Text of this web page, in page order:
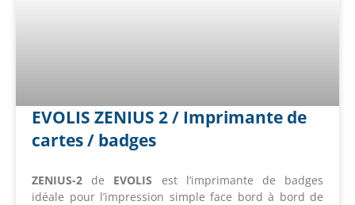
EVOLIS ZENIUS 2 / Imprimante de
cartes / badges
ZENIUS-2 de EVOLIS est l’imprimante de badges
idéale pour l’impression simple face bord à bord de